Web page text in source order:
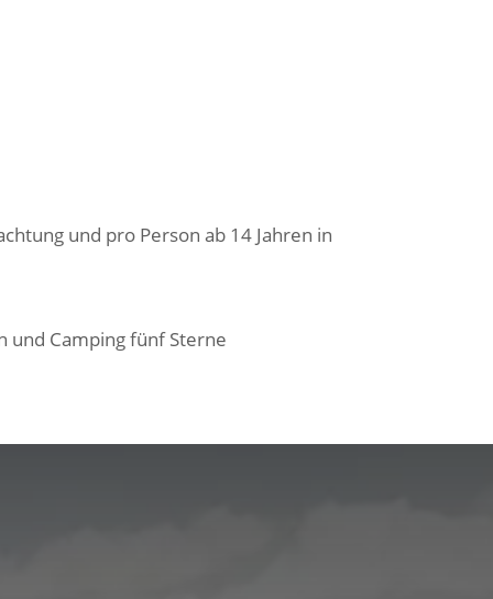
und pro Person ab 14 Jahren in
und Camping fünf Sterne